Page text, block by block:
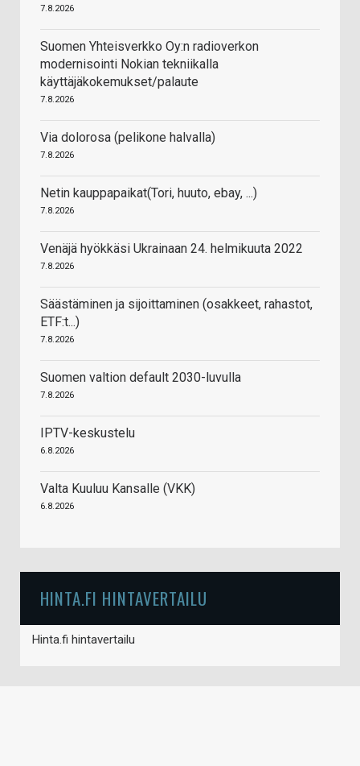
7.8.2026
Suomen Yhteisverkko Oy:n radioverkon
modernisointi Nokian tekniikalla
käyttäjäkokemukset/palaute
7.8.2026
Via dolorosa (pelikone halvalla)
7.8.2026
Netin kauppapaikat(Tori, huuto, ebay, ...)
7.8.2026
Venäjä hyökkäsi Ukrainaan 24. helmikuuta 2022
7.8.2026
Säästäminen ja sijoittaminen (osakkeet, rahastot,
ETF:t...)
7.8.2026
Suomen valtion default 2030-luvulla
7.8.2026
IPTV-keskustelu
6.8.2026
Valta Kuuluu Kansalle (VKK)
6.8.2026
HINTA.FI HINTAVERTAILU
Hinta.fi hintavertailu